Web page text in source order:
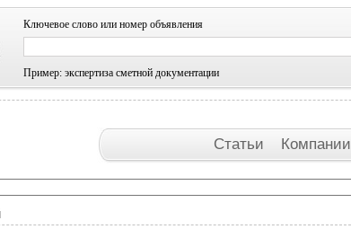
Ключевое слово или номер объявления
Пример: экспертиза сметной документации
Статьи Компании